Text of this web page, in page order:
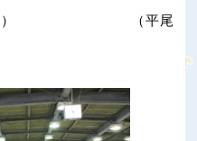
ご挨拶） （平尾